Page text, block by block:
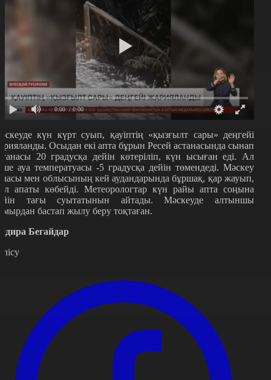
0:00 / 0:00
күн күрт суып, қауіптің «қызғылт сары» деңгейі
Осыдан екі апта бұрын Ресей астанасында сынап
20 градусқа дейін көтеріліп, күн ысыған еді. Ал
ауа температуасы -5 градусқа дейін төмендеді. Мәскеу
мен облысының кей аудандарында бұршақ, қар жауып,
апаты көбейді. Метеорологтар күн райы апта соңына
тағы суытатынын айтады. Мәскеуде алтыншы
бастап жылу беру тоқтаған.
Бегайдар